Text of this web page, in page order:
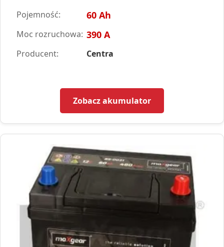
Pojemność: 60 Ah
Moc rozruchowa: 390 A
Producent: Centra
Zobacz akumulator